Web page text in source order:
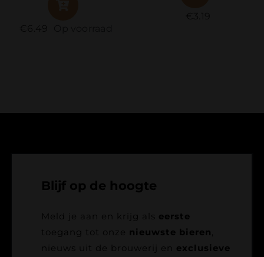
Blijf op de hoogte
Meld je aan en krijg als eerste
toegang tot onze
nieuwste bieren
nieuws uit de brouwerij en exclusieve